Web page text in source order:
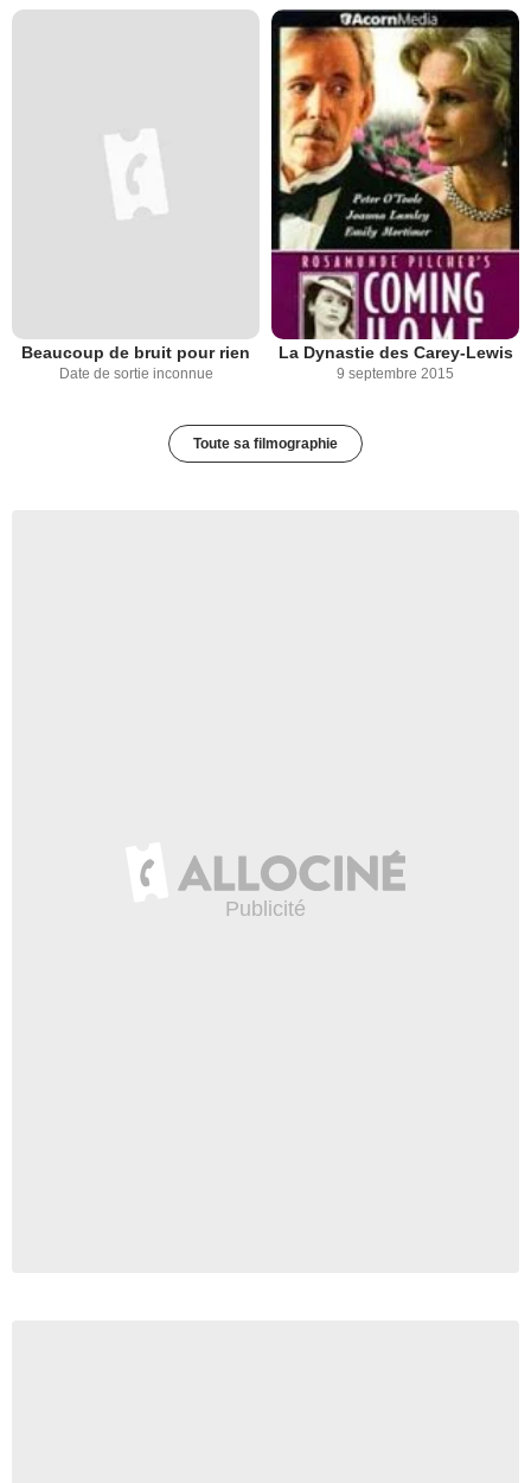
Beaucoup de bruit pour rien
Date de sortie inconnue
La Dynastie des Carey-Lewis
9 septembre 2015
Toute sa filmographie